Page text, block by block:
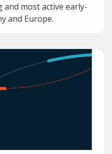
and most active early-
and Europe.